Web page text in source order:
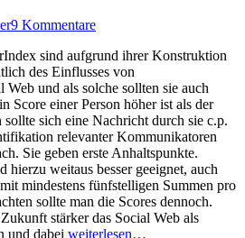
9 Kommentare
sind aufgrund ihrer Konstruktion
des Einflusses von
und als solche sollten sie auch
Score einer Person höher ist als der
sollte sich eine Nachricht durch sie c.p.
relevanter Kommunikatoren
Sie geben erste Anhaltspunkte.
hierzu weitaus besser geeignet, auch
mindestens fünfstelligen Summen pro
sollte man die Scores dennoch.
stärker das Social Web als
und dabei weiterlesen…